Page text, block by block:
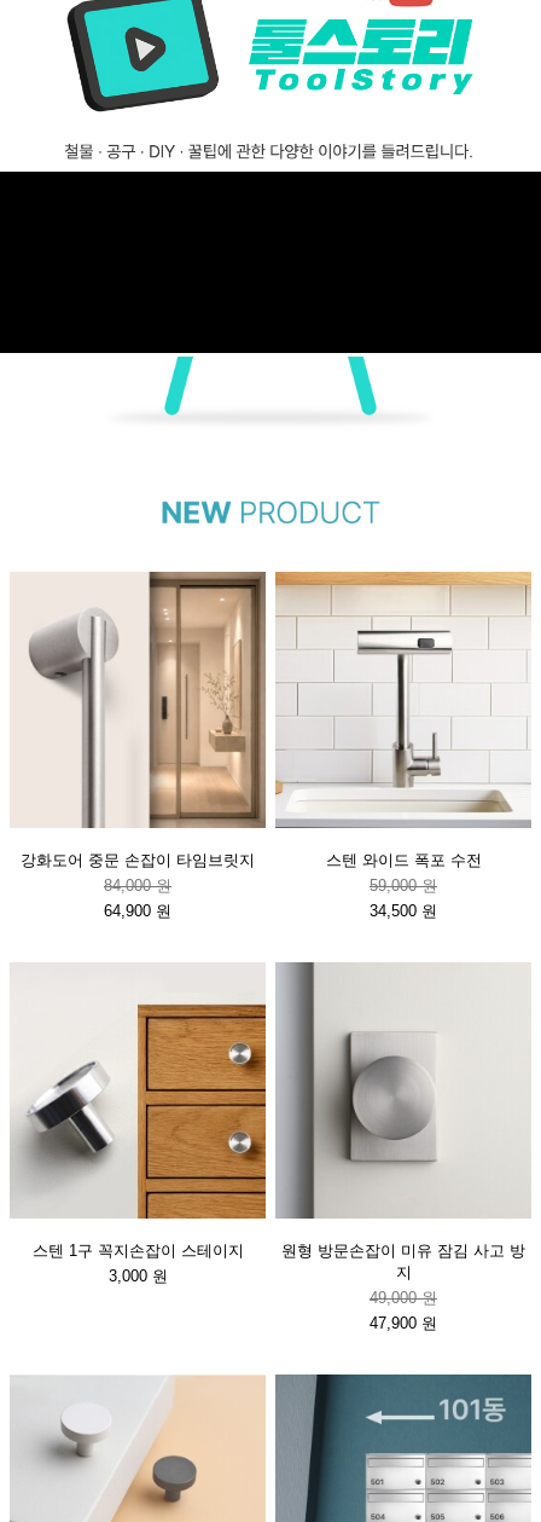
강화도어 중문 손잡이 타임브릿지
84,000 원
64,900 원
스텐 와이드 폭포 수전
59,000 원
34,500 원
스텐 1구 꼭지손잡이 스테이지
3,000 원
원형 방문손잡이 미유 잠김 사고 방
지
49,000 원
47,900 원